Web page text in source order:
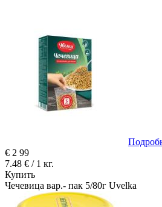
€ 2 99
7.48 € / 1 кг.
Купить
Чечевица вар.- пак 5/80г Uvelka